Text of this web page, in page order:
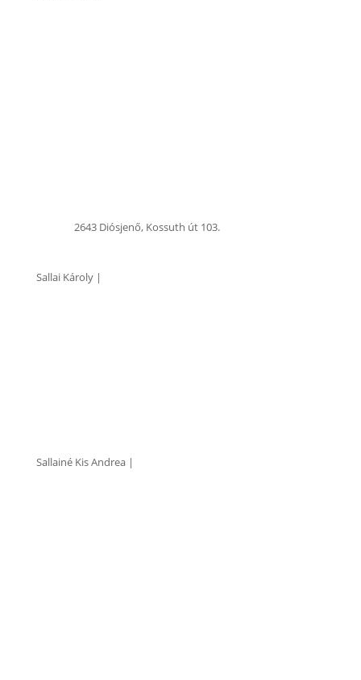
2643 Diósjenő, Kossuth út 103.
Sallai Károly |
Sallainé Kis Andrea |